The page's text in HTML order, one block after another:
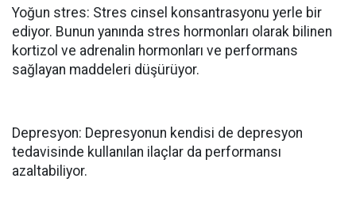
Yoğun stres: Stres cinsel konsantrasyonu yerle bir
ediyor. Bunun yanında stres hormonları olarak bilinen
kortizol ve adrenalin hormonları ve performans
sağlayan maddeleri düşürüyor.
Depresyon: Depresyonun kendisi de depresyon
tedavisinde kullanılan ilaçlar da performansı
azaltabiliyor.